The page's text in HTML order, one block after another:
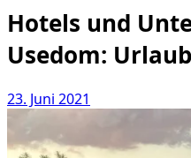
Hotels und
Usedom:
23. Juni 2021